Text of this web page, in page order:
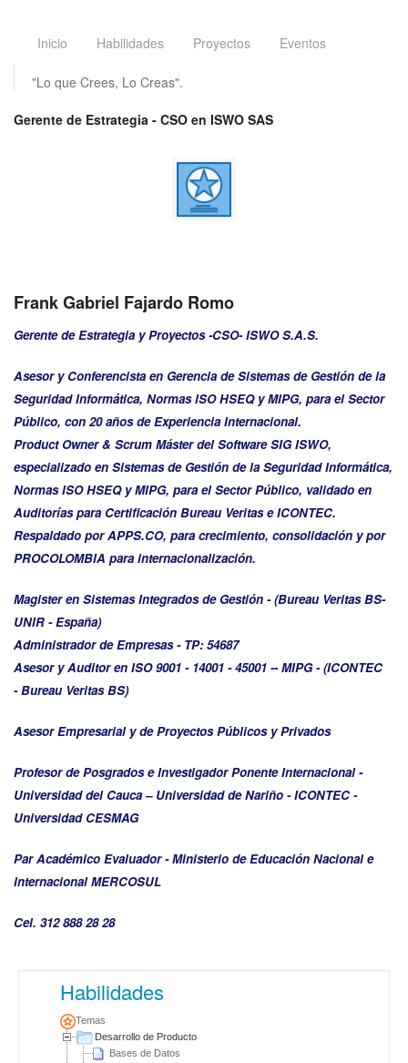
Inicio Habilidades Proyectos Eventos
"Lo que Crees, Lo Creas".
Gerente de Estrategia - CSO en ISWO SAS
Frank Gabriel Fajardo Romo
Gerente de Estrategia y Proyectos -CSO- ISWO S.A.S.
Asesor y Conferencista en Gerencia de Sistemas de Gestión de la
Seguridad Informática, Normas ISO HSEQ y MIPG, para el Sector
Público, con 20 años de Experiencia Internacional.
Product Owner & Scrum Máster del Software SIG ISWO,
especializado en Sistemas de Gestión de la Seguridad Informática,
Normas ISO HSEQ y MIPG, para el Sector Público, validado en
Auditorías para Certificación Bureau Veritas e ICONTEC.
Respaldado por APPS.CO, para crecimiento, consolidación y por
PROCOLOMBIA para internacionalización.
Magister en Sistemas Integrados de Gestión - (Bureau Veritas BS-
UNIR - España)
Administrador de Empresas - TP: 54687
Asesor y Auditor en ISO 9001 - 14001 - 45001 -- MIPG - (ICONTEC
- Bureau Veritas BS)
Asesor Empresarial y de Proyectos Públicos y Privados
Profesor de Posgrados e Investigador Ponente Internacional -
Universidad del Cauca – Universidad de Nariño - ICONTEC -
Universidad CESMAG
Par Académico Evaluador - Ministerio de Educación Nacional e
Internacional MERCOSUL
Cel. 312 888 28 28
Habilidades
Temas
Desarrollo de Producto
Bases de Datos